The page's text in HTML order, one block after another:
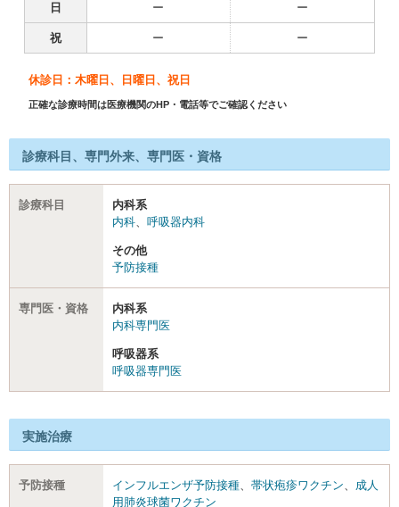
日 ー ー
祝 ー ー
休診日：木曜日、日曜日、祝日
正確な診療時間は医療機関のHP・電話等でご確認ください
診療科目、専門外来、専門医・資格
診療科目
内科系
内科、 呼吸器内科
その他
予防接種
専門医・資格
内科系
内科専門医
呼吸器系
呼吸器専門医
実施治療
予防接種 インフルエンザ予防接種、 帯状疱疹ワクチン、 成人
用肺炎球菌ワクチン